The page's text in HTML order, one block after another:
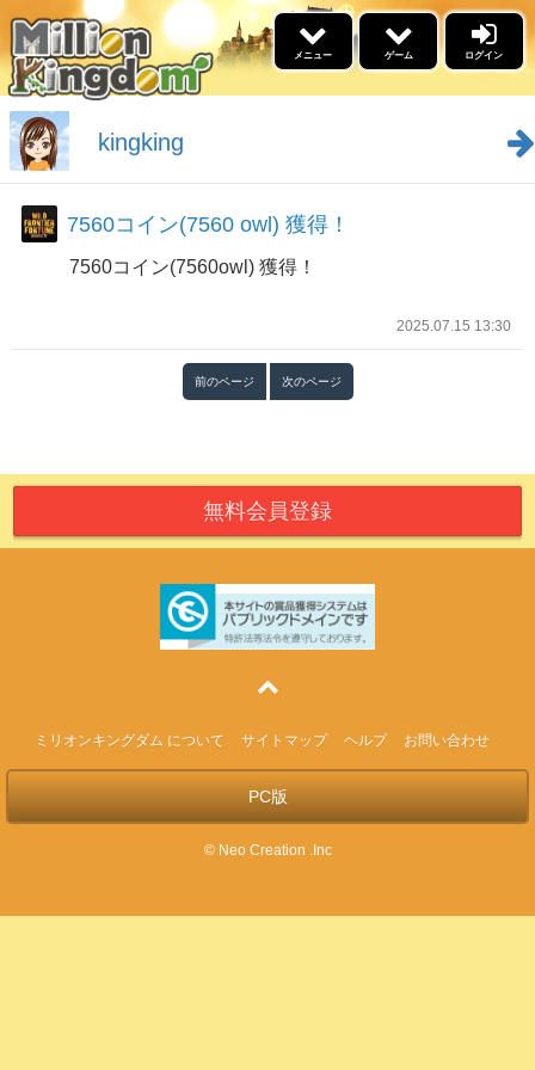
メニュー
ゲーム
景品交換
福引
名声ランキング
ウィークリーアウルランキ
高設定スケジュール
ブログ
ゲーム ×
5リール
ログイン
kingking
7560コイン(7560 owl) 獲得！
7560コイン(7560owl) 獲得！
2025.07.15 13:30
前のページ 次のページ
無料会員登録
ミリオンキングダム について サイトマップ ヘルプ お問い合わせ
PC版
© Neo Creation .Inc